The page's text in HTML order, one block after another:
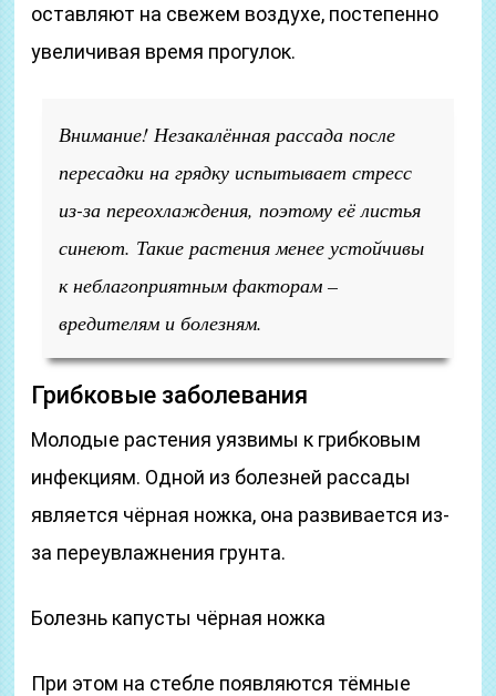
оставляют на свежем воздухе, постепенно
увеличивая время прогулок.
Внимание! Незакалённая рассада после
пересадки на грядку испытывает стресс
из-за переохлаждения, поэтому её листья
синеют. Такие растения менее устойчивы
к неблагоприятным факторам –
вредителям и болезням.
Грибковые заболевания
Молодые растения уязвимы к грибковым
инфекциям. Одной из болезней рассады
является чёрная ножка, она развивается из-
за переувлажнения грунта.
Болезнь капусты чёрная ножка
При этом на стебле появляются тёмные